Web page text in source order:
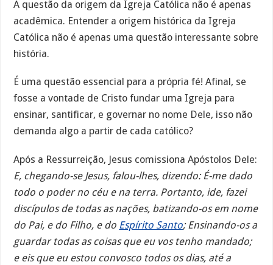
A questão da origem da Igreja Católica não é apenas
acadêmica. Entender a origem histórica da Igreja
Católica não é apenas uma questão interessante sobre
história.
É uma questão essencial para a própria fé! Afinal, se
fosse a vontade de Cristo fundar uma Igreja para
ensinar, santificar, e governar no nome Dele, isso não
demanda algo a partir de cada católico?
Após a Ressurreição, Jesus comissiona Apóstolos Dele:
E, chegando-se Jesus, falou-lhes, dizendo: É-me dado
todo o poder no céu e na terra. Portanto, ide, fazei
discípulos de todas as nações, batizando-os em nome
do Pai, e do Filho, e do Espírito Santo; Ensinando-os a
guardar todas as coisas que eu vos tenho mandado;
e eis que eu estou convosco todos os dias, até a